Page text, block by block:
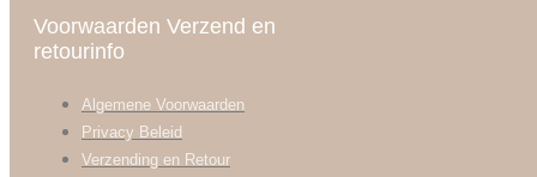
Voorwaarden Verzend en
retourinfo
Algemene Voorwaarden
Privacy Beleid
Verzending en Retour